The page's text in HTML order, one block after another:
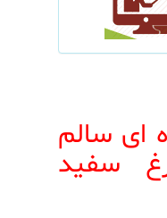
ای سالم
سفید